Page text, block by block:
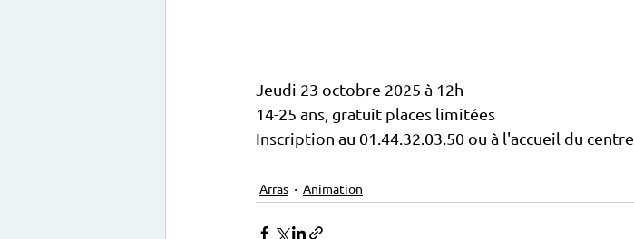
Jeudi 23 octobre 2025 à 12h
14-25 ans, gratuit places limitées
Inscription au 01.44.32.03.50 ou à l'accueil du centre
Arras Animation